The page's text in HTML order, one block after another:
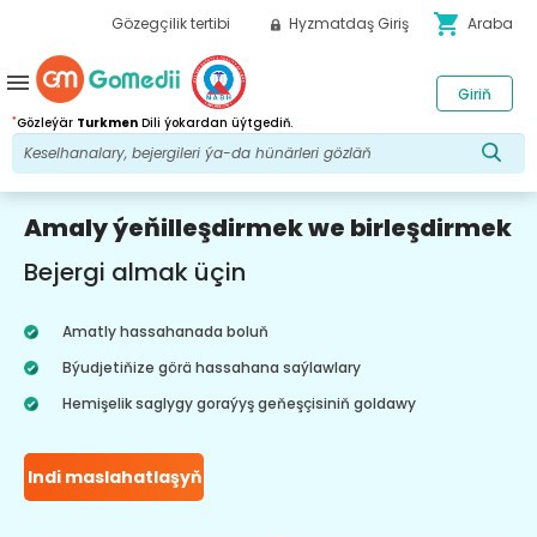
Gözegçilik tertibi Hyzmatdaş Giriş shopping_cart Araba
*Gözleýär Turkmen Dili ýokardan üýtgediň.
Giriň
menu
Amaly ýeňilleşdirmek we birleşdirmek
Bejergi almak üçin
Amatly hassahanada boluň
Býudjetiňize görä hassahana saýlawlary
Hemişelik saglygy goraýyş geňeşçisiniň goldawy
Indi maslahatlaşyň